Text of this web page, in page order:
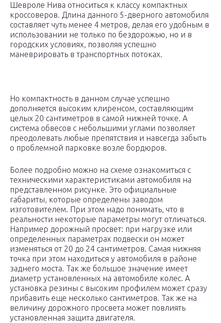
Шевроле Нива относиться к классу компактных
кроссоверов. Длина данного 5-дверного автомобиля
составляет чуть менее 4 метров, делая его удобным в
использовании не только по бездорожью, но и в
городских условиях, позволяя успешно
маневрировать в транспортных потоках.
Но компактность в данном случае успешно
дополняется высоким клиренсом, составляющим
целых 20 сантиметров в самой нижней точке. А
система обвесов с небольшими углами позволяет
преодолевать любые препятствия и навсегда забыть
о проблемной парковке возле бордюров.
Более подробно можно на схеме ознакомиться с
техническими характеристиками автомобиля на
представленном рисунке. Это официальные
габариты, которые определены заводом
изготовителем. При этом надо понимать, что в
реальности некоторые параметры могут отличаться.
Например дорожный просвет: при нагрузке или
определенных параметрах подвески он может
изменяться от 20 до 24 сантиметров. Самая нижняя
точка при этом находиться у автомобиля в районе
заднего моста. Так же большое значение имеет
диаметр установленных на автомобиле колес. А
установка резины с высоким профилем может сразу
прибавить еще несколько сантиметров. Так же на
величину дорожного просвета может повлиять
установленная защита двигателя.